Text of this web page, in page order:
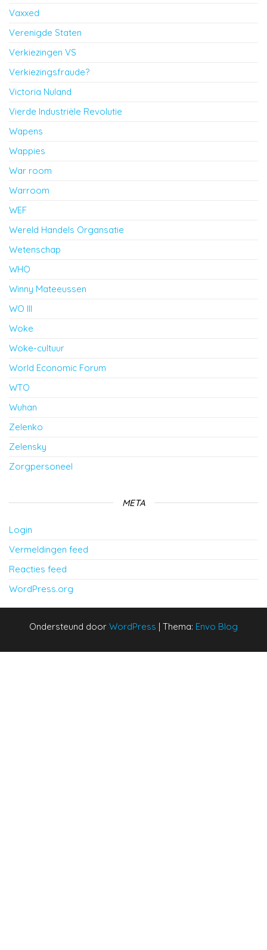
Vaxxed
Verenigde Staten
Verkiezingen VS
Verkiezingsfraude?
Victoria Nuland
Vierde Industriële Revolutie
Wapens
Wappies
War room
Warroom
WEF
Wereld Handels Organsatie
Wetenschap
WHO
Winny Mateeussen
WO III
Woke
Woke-cultuur
World Economic Forum
WTO
Wuhan
Zelenko
Zelensky
Zorgpersoneel
META
Login
Vermeldingen feed
Reacties feed
WordPress.org
Ondersteund door WordPress | Thema: Envo Blog